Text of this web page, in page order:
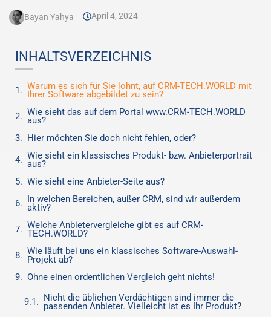
Bayan Yahya April 4, 2024
INHALTSVERZEICHNIS
Warum es sich für Sie lohnt, auf CRM-TECH.WORLD mit
Ihrer Software abgebildet zu sein?
Wie sieht das auf dem Portal www.CRM-TECH.WORLD
aus?
Hier möchten Sie doch nicht fehlen, oder?
Wie sieht ein klassisches Produkt- bzw. Anbieterportrait
aus?
Wie sieht eine Anbieter-Seite aus?
In welchen Bereichen, außer CRM, sind wir außerdem
aktiv?
Welche Anbietervergleiche gibt es auf CRM-
TECH.WORLD?
Wie läuft bei uns ein klassisches Software-Auswahl-
Projekt ab?
Ohne einen ordentlichen Vergleich geht nichts!
Nicht die üblichen Verdächtigen sind immer die
passenden Anbieter. Vielleicht ist es Ihr Produkt?